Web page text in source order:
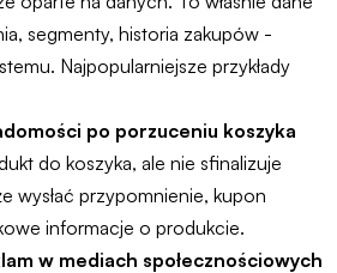
segmenty, historia zakupów -
Najpopularniejsze przykłady
po porzuceniu koszyka
do koszyka, ale nie sfinalizuje
wysłać przypomnienie, kupon
informacje o produkcie.
w mediach społecznościowych